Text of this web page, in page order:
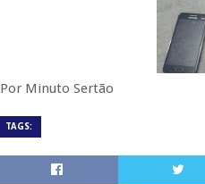
Por Minuto Sertão
TAGS: